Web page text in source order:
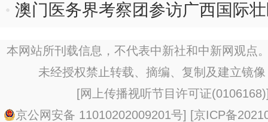
澳门医务界考察团参访广西国际
本网站所刊载信息，不代表中新社和中新网观点
未经授权禁止转载、摘编、复制及建立镜
[网上传播视听节目许可证(0106168)
京公网安备 11010202009201号] [京ICP备